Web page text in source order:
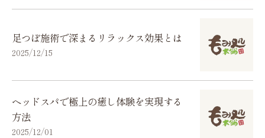
足つぼ施術で深まるリラックス効果とは
2025/12/15
ヘッドスパで極上の癒し体験を実現する
方法
2025/12/01